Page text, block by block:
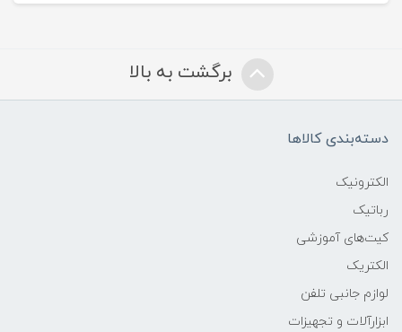
برگشت به بالا
دسته‌بندی کالاها
الکترونیک
رباتیک
کیت‌های آموزشی
الکتریک
لوازم جانبی تلفن
ابزارآلات و تجهیزات